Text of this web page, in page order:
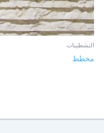
التشطيبات
مخطط